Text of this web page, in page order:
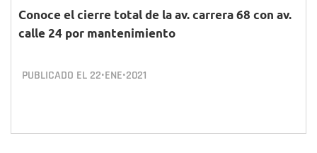
Conoce el cierre total de la av. carrera 68 con av.
calle 24 por mantenimiento
PUBLICADO EL 22•ENE•2021